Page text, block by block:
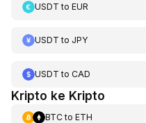
USDT to EUR
USDT to JPY
USDT to CAD
Kripto ke Kripto
BTCto ETH